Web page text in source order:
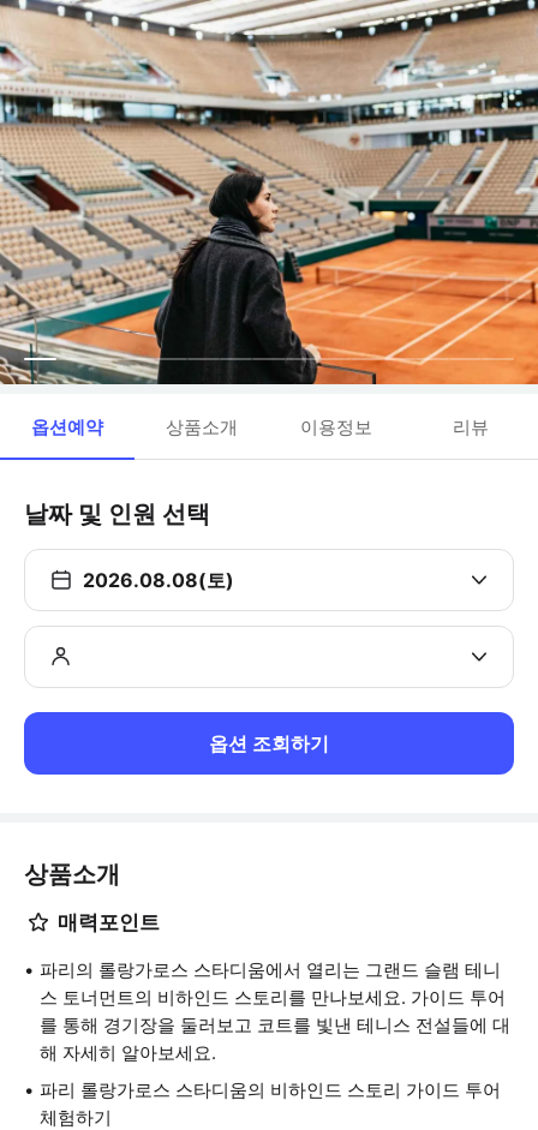
옵션예약 상품소개 이용정보 리뷰
날짜 및 인원 선택
2026.08.08(토)
옵션 조회하기
상품소개
매력포인트
파리의 롤랑가로스 스타디움에서 열리는 그랜드 슬램 테니
스 토너먼트의 비하인드 스토리를 만나보세요. 가이드 투어
를 통해 경기장을 둘러보고 코트를 빛낸 테니스 전설들에 대
해 자세히 알아보세요.
파리 롤랑가로스 스타디움의 비하인드 스토리 가이드 투어
체험하기